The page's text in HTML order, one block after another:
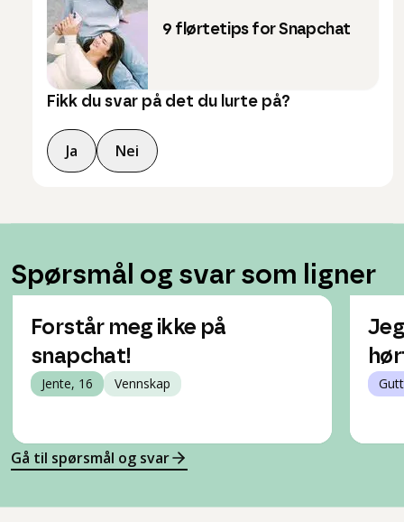
9 flørtetips for Snapchat
Fikk du svar på det du lurte på?
Ja Nei
Spørsmål og svar som ligner
Forstår meg ikke på
snapchat!
Jente, 16 Vennskap
Gå til spørsmål og svar